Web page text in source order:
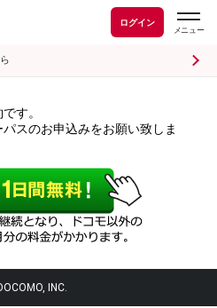
ログイン
す。
スのお申込みをお願い致しま
INC.